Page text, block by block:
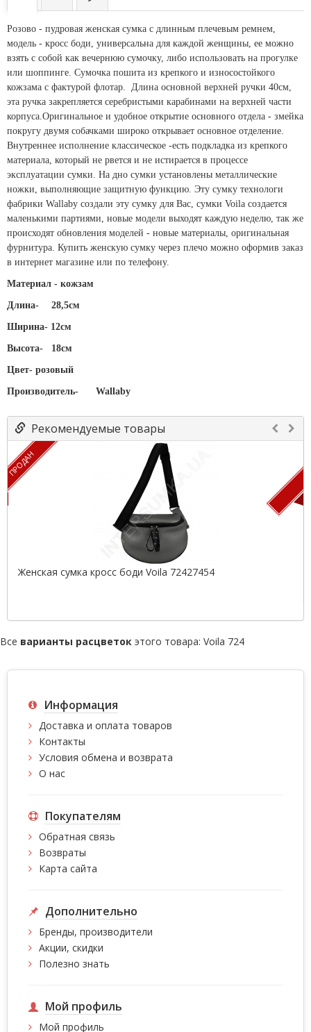
Розово - пудровая женская сумка с длинным плечевым ремнем,
модель - кросс боди, универсальна для каждой женщины, ее можно
взять с собой как вечернюю сумочку, либо использовать на прогулке
или шоппинге. Сумочка пошита из крепкого и износостойкого
кожзама с фактурой флотар. Длина основной верхней ручки 40см,
эта ручка закрепляется серебристыми карабинами на верхней части
корпуса.Оригинальное и удобное открытие основного отдела - змейка
покругу двумя собачками широко открывает основное отделение.
Внутреннее исполнение классическое -есть подкладка из крепкого
материала, который не рвется и не истирается в процессе
эксплуатации сумки. На дно сумки установлены металлические
ножки, выполняющие защитную функцию. Эту сумку технологи
фабрики Wallaby создали эту сумку для Вас, сумки Voila создается
маленькими партиями, новые модели выходят каждую неделю, так же
происходят обновления моделей - новые материалы, оригинальная
фурнитура. Купить женскую сумку через плечо можно оформив заказ
в интернет магазине или по телефону.
Материал - кожзам
Длина- 28,5см
Ширина- 12см
Высота- 18см
Цвет- розовый
Производитель- Wallaby
Рекомендуемые товары
ПРОДАН
Женская сумка кросс боди Voila 72427454
Все варианты расцветок этого товара: Voila 724
Информация
Доставка и оплата товаров
Контакты
Условия обмена и возврата
О нас
Покупателям
Обратная связь
Возвраты
Карта сайта
Дополнительно
Бренды, производители
Акции, скидки
Полезно знать
Мой профиль
Мой профиль